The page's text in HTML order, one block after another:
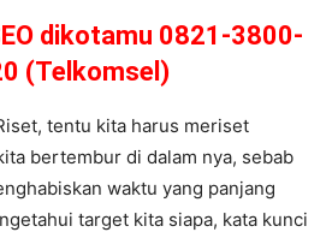
dikotamu 0821-3800-
(Telkomsel)
tentu kita harus meriset
bertembur di dalam nya, sebab
waktu yang panjang
target kita siapa, kata kunci